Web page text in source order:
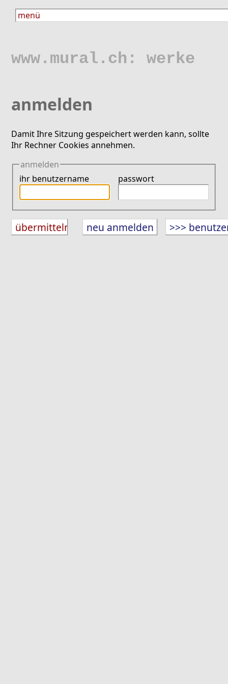
www.mural.ch: werke
anmelden
Damit Ihre Sitzung gespeichert werden kann, sollte
Ihr Rechner Cookies annehmen.
anmelden
ihr benutzername
passwort
neu anmelden >>>